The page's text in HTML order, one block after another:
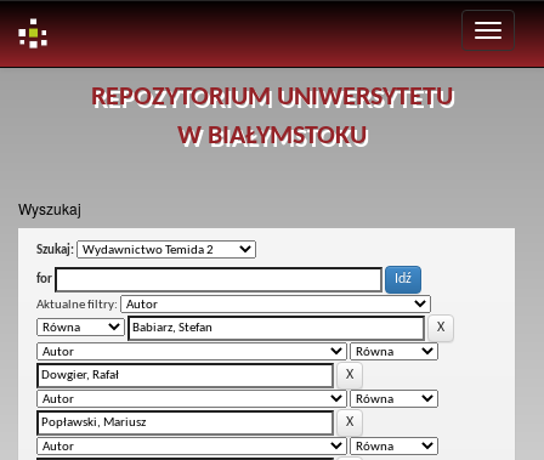
REPOZYTORIUM UNIWERSYTETU
W BIAŁYMSTOKU
Wyszukaj
Szukaj:
for
Aktualne filtry: